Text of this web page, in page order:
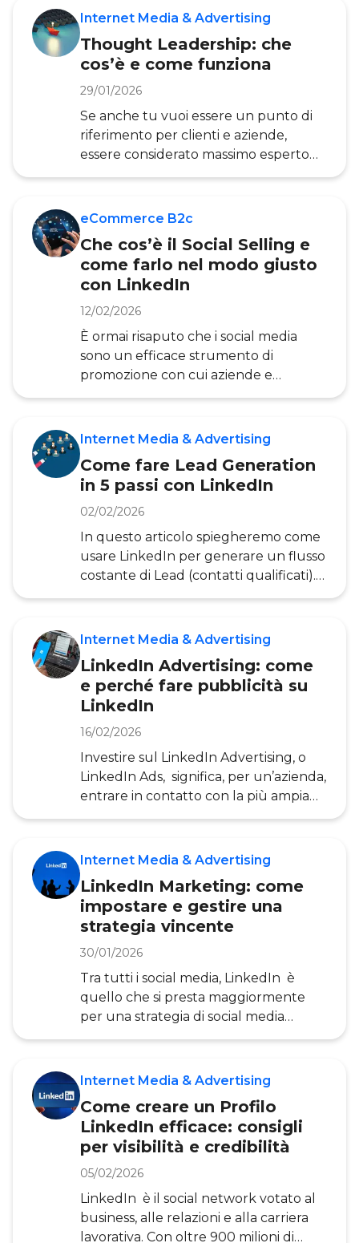
entrando in una nuova era dell’audio
accedere a questi contenuti da più
device, l’Audio Advertising sta
raggiungendo un’audience sempre
più ampia. Infatti, per gli advertiser
questo significa poter raggiungere
l’utente della comunicazione
Internet Media & Advertising
Thought Leadership: che
cos’è e come funziona
29/01/2026
Se anche tu vuoi essere un punto di
riferimento per clienti e aziende,
essere considerato massimo esperto
nel tuo settore di competenza, allora
pensiero) è la strategia che fa per te.
B2B, la Thought Leadership è un
elemento essenziale per una strategia
di Content Marketing efficace.
Vediamo di che cosa si tratta e come
sfruttarla con LinkedIn . Per Thought
Leadership si intende una tipologia di
Content Marketing&
eCommerce B2c
Che cos’è il Social Selling e
come farlo nel modo giusto
con LinkedIn
12/02/2026
È ormai risaputo che i social media
sono un efficace strumento di
promozione con cui aziende e
professionisti possono far conoscere i
Nell’attività di vendita i social media
Social Selling, ossia per entrare in
contatto diretto con il pubblico,
lavorando sul proprio brand e sulla
fidelizzazione grazie ad una sapiente
gestione delle interazioni. In questo
articolo spiegheremo i benefici di una
strategia di Social Selling
Internet Media & Advertising
Come fare Lead Generation
in 5 passi con LinkedIn
02/02/2026
In questo articolo spiegheremo come
usare LinkedIn per generare un flusso
costante di Lead (contatti qualificati).
Se operi nel B2B, sia che tu sia una
una startup, il titolare di uno studio
professionista, sappi che non puoi fare
a meno di considerare LinkedIn per
raggiungere i tuoi obiettivi di
marketing e vendita B2b. E la
generazione di Lead è proprio il primo
tassello di una strategia di marketing
efficace. Partiamo da
Internet Media & Advertising
LinkedIn Advertising: come
e perché fare pubblicità su
LinkedIn
16/02/2026
Investire sul LinkedIn Advertising, o
LinkedIn Ads, significa, per un’azienda,
entrare in contatto con la più ampia
rete di utenti business al mondo.
collegarsi con il proprio target ideale e
mirate – di varie tipologie e su più
dispositivi – che permettano di
aumentare il tasso di conversione. In
altre parole, rispetto ad altri canali,
LinkedIn è un prezioso strumento di
marketing perché permette di
Internet Media & Advertising
LinkedIn Marketing: come
impostare e gestire una
strategia vincente
30/01/2026
Tra tutti i social media, LinkedIn è
quello che si presta maggiormente
per una strategia di social media
marketing per il B2B. In questa
numero di aziende e professionisti alla
conseguenza, è il luogo ideale dove
trovare potenziali clienti o migliorare
la brand reputation. È chiaro, però,
che fare LinkedIn Marketing non vuol
dire soltanto creare una pagina
vetrina in cui condividere contenuti
già post
Internet Media & Advertising
Come creare un Profilo
LinkedIn efficace: consigli
per visibilità e credibilità
05/02/2026
LinkedIn è il social network votato al
business, alle relazioni e alla carriera
lavorativa. Con oltre 900 milioni di